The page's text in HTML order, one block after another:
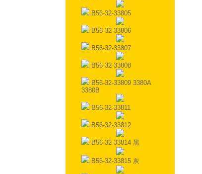
B56-32-33805
B56-32-33806
B56-32-33807
B56-32-33808
B56-32-33809 3380A
3380B
B56-32-33811
B56-32-33812
B56-32-33814 黑
B56-32-33815 灰